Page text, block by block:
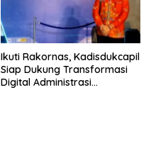
Ikuti Rakornas, Kadisdukcapil
Siap Dukung Transformasi
Digital Administrasi